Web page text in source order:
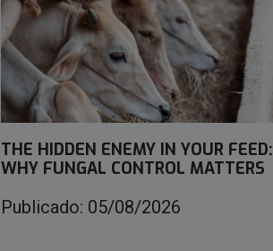
THE HIDDEN ENEMY IN YOUR FEED:
WHY FUNGAL CONTROL MATTERS
Publicado: 05/08/2026